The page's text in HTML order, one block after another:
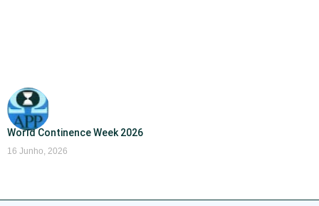
World Continence Week 2026
16 Junho, 2026